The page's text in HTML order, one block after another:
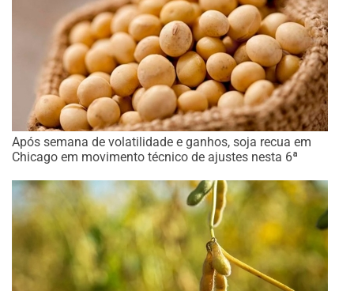
Após semana de volatilidade e ganhos, soja recua em
Chicago em movimento técnico de ajustes nesta 6ª